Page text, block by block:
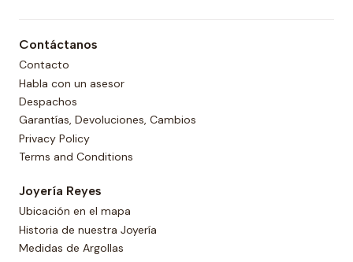
Contáctanos
Contacto
Habla con un asesor
Despachos
Garantías, Devoluciones, Cambios
Privacy Policy
Terms and Conditions
Joyería Reyes
Ubicación en el mapa
Historia de nuestra Joyería
Medidas de Argollas